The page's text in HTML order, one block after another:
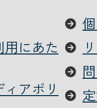
にあた
アポリ